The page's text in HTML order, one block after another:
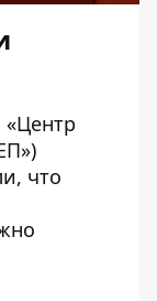
что